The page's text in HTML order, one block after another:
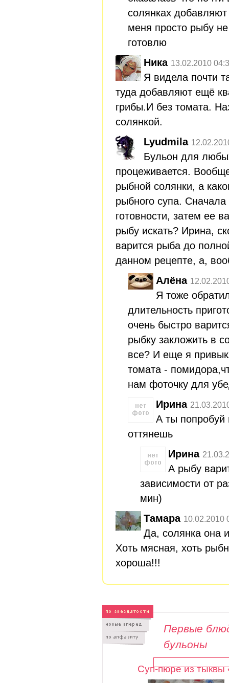
солянках
меня просто рыбу
готовлю
Ника 13.02.2010
Я видела почти
туда добавляют ещё
грибы.И без томата.
солянкой.
Lyudmila
Бульон для
процеживается.
рыбной солянки, а
рыбного супа.
готовности, затем ее
рыбу искать? Ирина,
варится рыба до
данном рецепте, а,
Алёна
Я тоже
длительность
очень быстро
рыбку закложить в
все? И еще я
томата -
нам фоточку для
Ирина
А ты попробуй
оттянешь
Ирина
А рыбу
зависимости от
мин)
Тамара 10.02.2010
Да, солянка она
Хоть мясная, хоть
хороша!!!
Первые
бульоны
Суп-пюре из